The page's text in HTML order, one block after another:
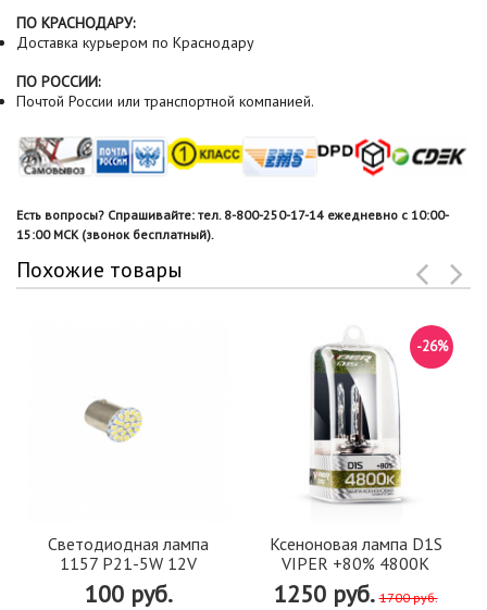
ПО КРАСНОДАРУ:
Доставка курьером по Краснодару
ПО РОССИИ:
Почтой России или транспортной компанией.
Есть вопросы? Спрашивайте: тел. 8-800-250-17-14 ежедневно с 10:00-
15:00 МСК (звонок бесплатный).
Похожие товары
Светодиодная лампа
1157 P21-5W 12V
100 руб.
Ксеноновая лампа D1S
VIPER +80% 4800K
1250 руб. 1700 руб.
-26%